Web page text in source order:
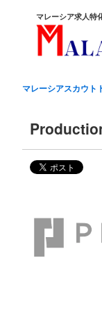
マレーシア求人特
マレーシアスカウト